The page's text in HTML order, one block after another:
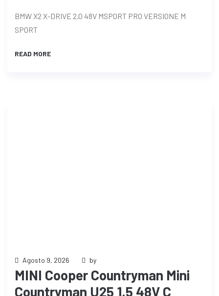
BMW X2 X-DRIVE 2.0 48V MSPORT PRO VERSIONE M
SPORT
READ MORE
Agosto 9, 2026 by
MINI Cooper Countryman Mini
Countryman U25 1.5 48V C